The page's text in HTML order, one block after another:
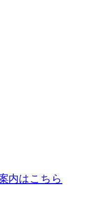
内はこちら